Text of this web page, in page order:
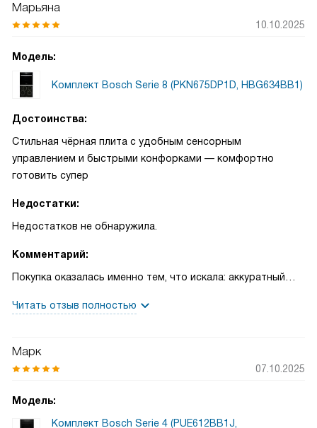
Марьяна
10.10.2025
Модель:
Комплект Bosch Serie 8 (PKN675DP1D, HBG634BB1)
Достоинства:
Стильная чёрная плита с удобным сенсорным
управлением и быстрыми конфорками — комфортно
готовить супер
Недостатки:
Недостатков не обнаружила.
Комментарий:
Покупка оказалась именно тем, что искала: аккуратный
управлением и понятным таймером. Первые вечера после
большой конфорке и одновременно тушила овощи на
овальной — всё шло ровно и без сюрпризов. Запомнился
нужные зоны, использовала функцию ReStart, и ужин был
Читать отзыв полностью
Марк
07.10.2025
Модель:
Комплект Bosch Serie 4 (PUE612BB1J,